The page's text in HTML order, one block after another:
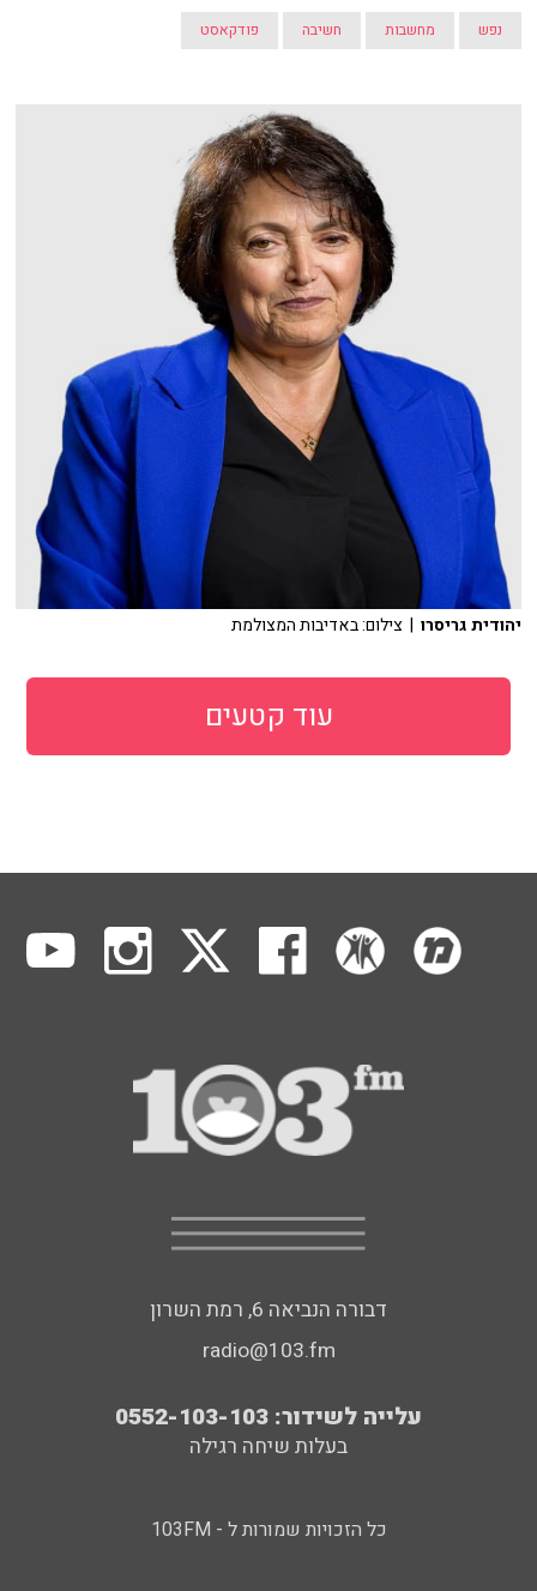
נפש מחשבות חשיבה פודקאסט
יהודית גריסרו | צילום: באדיבות המצולמת
עוד קטעים
דבורה הנביאה 6, רמת השרון
radio@103.fm
עלייה לשידור: 0552-103-103
בעלות שיחה רגילה
כל הזכויות שמורות ל - 103FM